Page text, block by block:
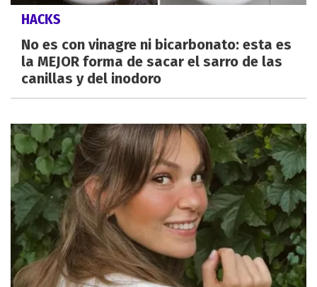
HACKS
No es con vinagre ni bicarbonato: esta es
la MEJOR forma de sacar el sarro de las
canillas y del inodoro